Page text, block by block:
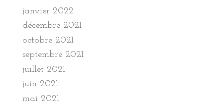
janvier 2022
décembre 2021
octobre 2021
septembre 2021
juillet 2021
juin 2021
mai 2021